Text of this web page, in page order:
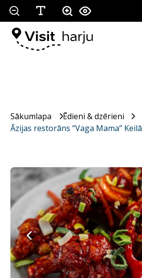
Sākumlapa
Ēdieni & dzērieni
Āzijas restorāns “Vaga Mama” Keilā